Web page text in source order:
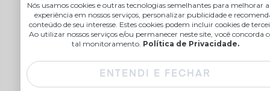
Nós usamos cookies e outras tecnologias semelhantes para melhorar
experiência em nossos serviços, personalizar publicidade e
conteúdo de seu interesse. Estes cookies podem incluir cookies de
Ao utilizar nossos serviços e/ou permanecer neste site, você concorda
tal monitoramento. Política de Privacidade.
ENTENDI E FECHAR